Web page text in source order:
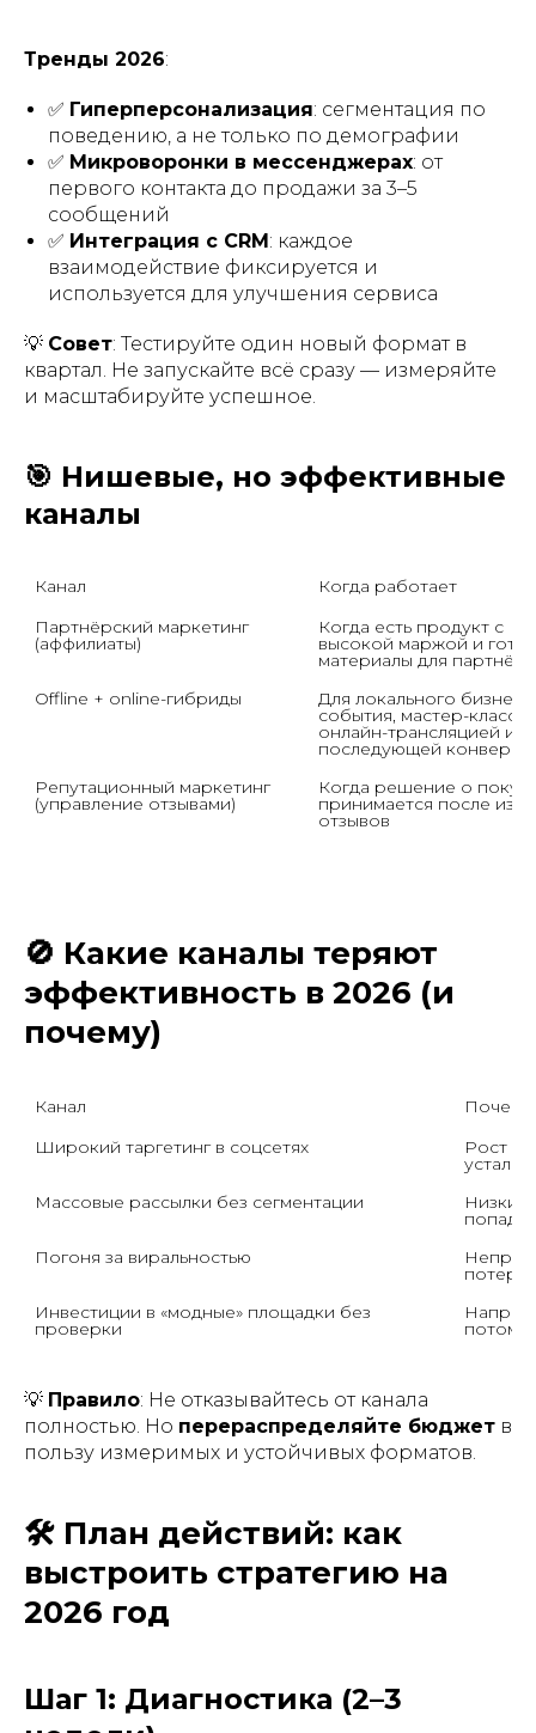
Тренды 2026:
✅ Гиперперсонализация: сегментация по
поведению, а не только по демографии
✅ Микроворонки в мессенджерах: от
первого контакта до продажи за 3–5
сообщений
✅ Интеграция с CRM: каждое
взаимодействие фиксируется и
используется для улучшения сервиса
💡 Совет: Тестируйте один новый формат в
квартал. Не запускайте всё сразу — измеряйте
и масштабируйте успешное.
🎯 Нишевые, но эффективные
каналы
Канал
Когда работает
Партнёрский маркетинг
(аффилиаты)
Когда есть продукт с
высокой маржой и
материалы для
Offline + online-гибриды
Для локального бизнеса:
события, мастер-классы
онлайн-трансляцией и
последующей
Репутационный маркетинг
(управление отзывами)
Когда решение о
принимается после
отзывов
🚫 Какие каналы теряют
эффективность в 2026 (и
почему)
Канал
Почему
Широкий таргетинг в соцсетях
Рост
Массовые рассылки без сегментации
Низкий
Погоня за виральностью
Инвестиции в «модные» площадки без
проверки
💡 Правило: Не отказывайтесь от канала
полностью. Но перераспределяйте бюджет в
пользу измеримых и устойчивых форматов.
🛠 План действий: как
выстроить стратегию на
2026 год
Шаг 1: Диагностика (2–3